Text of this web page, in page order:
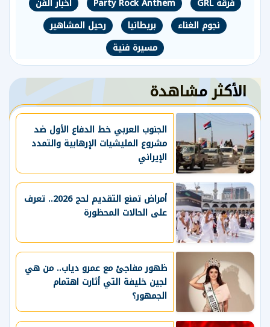
فرقة GRL
Party Rock Anthem
اخبار الفن
نجوم الغناء
بريطانيا
رحيل المشاهير
مسيرة فنية
الأكثر مشاهدة
الجنوب العربي خط الدفاع الأول ضد
مشروع المليشيات الإرهابية والتمدد
الإيراني
أمراض تمنع التقديم لحج 2026.. تعرف
على الحالات المحظورة
ظهور مفاجئ مع عمرو دياب.. من هي
لجين خليفة التي أثارت اهتمام
الجمهور؟